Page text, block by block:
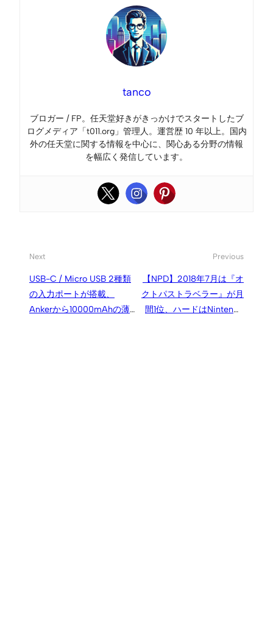
tanco
ブロガー / FP。任天堂好きがきっかけでスタートしたブ
ログメディア「t011.org」管理人。運営歴 10 年以上。国内
外の任天堂に関する情報を中心に、関心ある分野の情報
を幅広く発信しています。
Next
USB-C / Micro USB 2種類
の入力ポートが搭載、
Ankerから10000mAhの薄
Previous
【NPD】2018年7月は『オ
クトパストラベラー』が月
間1位、ハードはNintendo